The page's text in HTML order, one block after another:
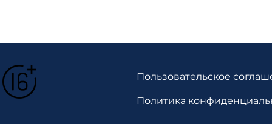
Пользовательское
Политика